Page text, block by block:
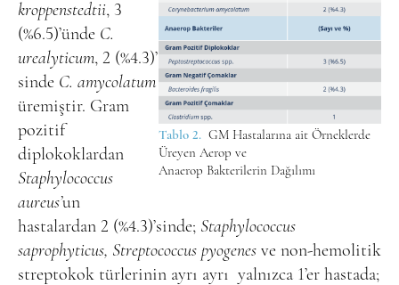
Tablo 2. GM Hastalarına ait Örneklerde
Üreyen Aerop ve
Anaerop Bakterilerin Dağılımı
kroppenstedtii, 3
(%6.5)’ünde C.
urealyticum, 2 (%4.3)’
sinde C. amycolatum
üremiştir. Gram
pozitif
diplokoklardan
Staphylococcus
aureus’un
hastalardan 2 (%4.3)’sinde; Staphylococcus
saprophyticus, Streptococcus pyogenes ve non-hemolitik
streptokok türlerinin ayrı ayrı yalnızca 1’er hastada;